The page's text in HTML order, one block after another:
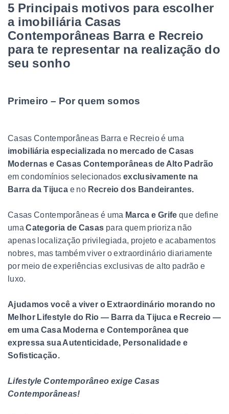
5 Principais motivos para escolher
a imobiliária Casas
Contemporâneas Barra e Recreio
para te representar na realização do
seu sonho
Primeiro – Por quem somos
Casas Contemporâneas Barra e Recreio é uma
imobiliária especializada no mercado de Casas
Modernas e Casas Contemporâneas de Alto Padrão
em condomínios selecionados exclusivamente na
Barra da Tijuca e no Recreio dos Bandeirantes.
Casas Contemporâneas é uma Marca e Grife que define
umaCategoria de Casas para quem prioriza não
apenas localização privilegiada, projeto e acabamentos
nobres, mas também viver o extraordinário diariamente
por meio de experiências exclusivas de alto padrão e
luxo.
Ajudamos você a viver o Extraordinário morando no
Melhor Lifestyle do Rio — Barra da Tijuca e Recreio —
em uma Casa Moderna e Contemporânea que
expressa sua Autenticidade, Personalidade e
Sofisticação.
Lifestyle Contemporâneo exige Casas
Contemporâneas!